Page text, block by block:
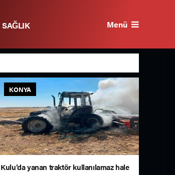
SAĞLIK Menü
KONYA
Kulu’da yanan traktör kullanılamaz hale